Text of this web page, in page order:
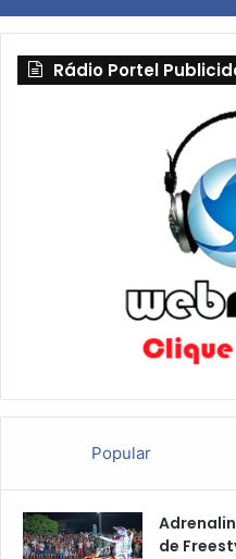
Rádio Portel
Popular
de